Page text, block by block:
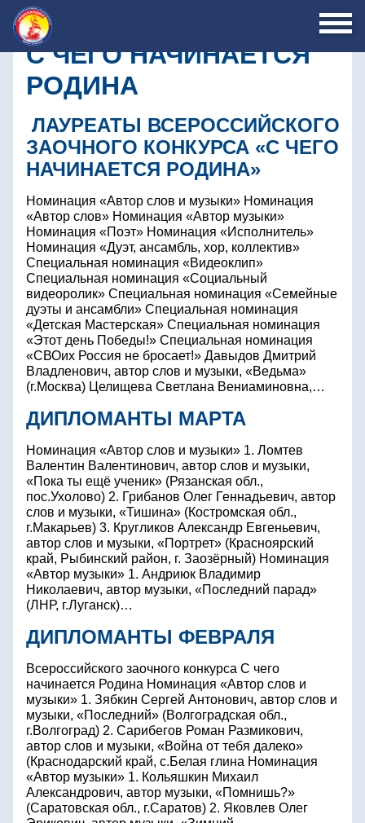
С ЧЕГО НАЧИНАЕТСЯ
РОДИНА
ЛАУРЕАТЫ ВСЕРОССИЙСКОГО
ЗАОЧНОГО КОНКУРСА «С ЧЕГО
НАЧИНАЕТСЯ РОДИНА»
Номинация «Автор слов и музыки» Номинация
«Автор слов» Номинация «Автор музыки»
Номинация «Поэт» Номинация «Исполнитель»
Номинация «Дуэт, ансамбль, хор, коллектив»
Специальная номинация «Видеоклип»
Специальная номинация «Социальный
видеоролик» Специальная номинация «Семейные
дуэты и ансамбли» Специальная номинация
«Детская Мастерская» Специальная номинация
«Этот день Победы!» Специальная номинация
«СВОих Россия не бросает!» Давыдов Дмитрий
Владленович, автор слов и музыки, «Ведьма»
(г.Москва) Целищева Светлана Вениаминовна,…
ДИПЛОМАНТЫ МАРТА
Номинация «Автор слов и музыки» 1. Ломтев
Валентин Валентинович, автор слов и музыки,
«Пока ты ещё ученик» (Рязанская обл.,
пос.Ухолово) 2. Грибанов Олег Геннадьевич, автор
слов и музыки, «Тишина» (Костромская обл.,
г.Макарьев) 3. Кругликов Александр Евгеньевич,
автор слов и музыки, «Портрет» (Красноярский
край, Рыбинский район, г. Заозёрный) Номинация
«Автор музыки» 1. Андриюк Владимир
Николаевич, автор музыки, «Последний парад»
(ЛНР, г.Луганск)…
ДИПЛОМАНТЫ ФЕВРАЛЯ
Всероссийского заочного конкурса С чего
начинается Родина Номинация «Автор слов и
музыки» 1. Зябкин Сергей Антонович, автор слов и
музыки, «Последний» (Волгоградская обл.,
г.Волгоград) 2. Сарибегов Роман Размикович,
автор слов и музыки, «Война от тебя далеко»
(Краснодарский край, с.Белая глина Номинация
«Автор музыки» 1. Кольяшкин Михаил
Александрович, автор музыки, «Помнишь?»
(Саратовская обл., г.Саратов) 2. Яковлев Олег